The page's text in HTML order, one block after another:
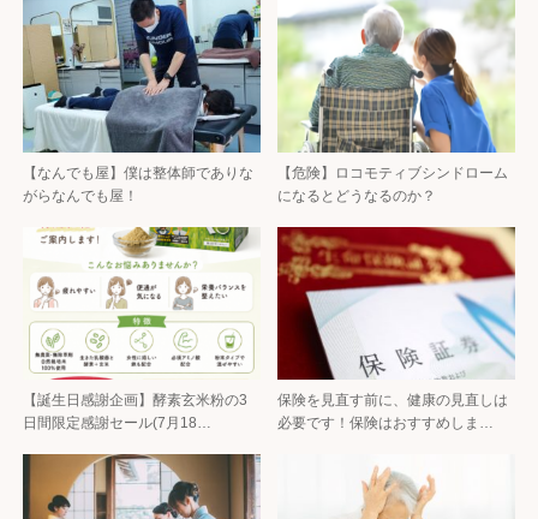
【なんでも屋】僕は整体師でありな
がらなんでも屋！
【危険】ロコモティブシンドローム
になるとどうなるのか？
【誕生日感謝企画】酵素玄米粉の3
日間限定感謝セール(7月18…
保険を見直す前に、健康の見直しは
必要です！保険はおすすめしま…